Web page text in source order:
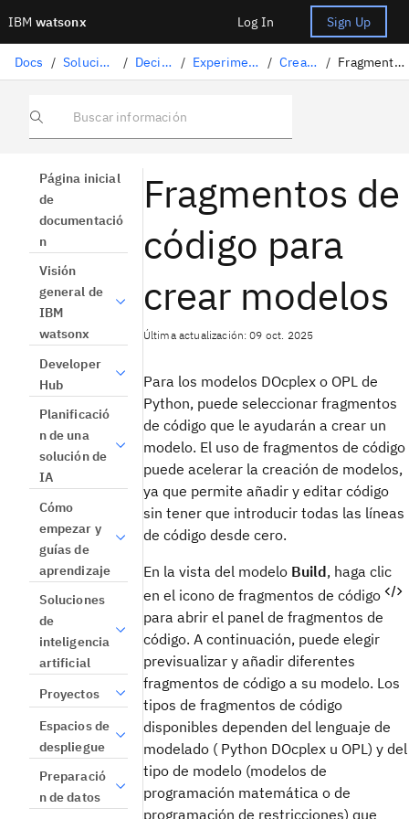
IBM watsonx Log In Sign Up
Docs / Soluciones de ciencia de datos / Decision Optimization / Experimentos de Decision Optimization / Creación de un modelo / Fragmentos de código para crear modelos
Buscar información
Página inicial
de
documentació
n
Visión
general de
IBM
watsonx
Developer
Hub
Planificació
n de una
solución de
IA
Cómo
empezar y
guías de
aprendizaje
Soluciones
de
inteligencia
artificial
Proyectos
Espacios de
despliegue
Preparació
n de datos
Fragmentos de
código para
crear modelos
Última actualización: 09 oct. 2025
Para los modelos DOcplexo OPL de
Python, puede seleccionar fragmentos
de código que le ayudarán a crear un
modelo. El uso de fragmentos de código
puede acelerar la creación de modelos,
ya que permite añadir y editar código
sin tener que introducir todas las líneas
de código desde cero.
En la vista del modelo Build, haga clic
en el icono de fragmentos de código
para abrir el panel de fragmentos de
código. A continuación, puede elegir
previsualizar y añadir diferentes
fragmentos de código a su modelo. Los
tipos de fragmentos de código
disponibles dependen del lenguaje de
modelado ( Python DOcplex u OPL) y del
tipo de modelo (modelos de
programación matemática o de
programación de restricciones) que